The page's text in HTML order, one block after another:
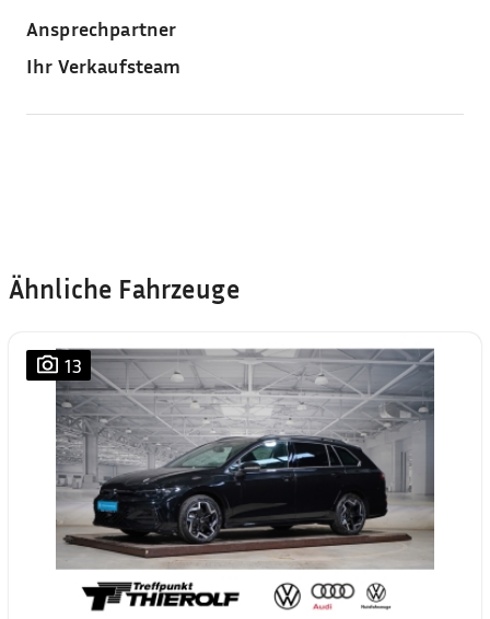
Ansprechpartner
Ihr Verkaufsteam
Ähnliche Fahrzeuge
13